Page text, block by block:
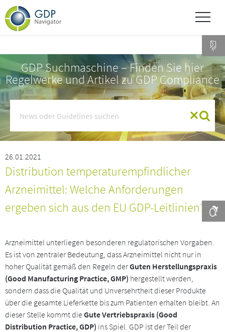
GDP Suchmaschine – Finden Sie hier
Regelwerke und Artikel zu GDP Compliance
26.01.2021
Distribution temperaturempfindlicher
Arzneimittel: Welche Anforderungen
ergeben sich aus den EU GDP-Leitlinien?
Arzneimittel unterliegen besonderen regulatorischen Vorgaben.
Es ist von zentraler Bedeutung, dass Arzneimittel nicht nur in
hoher Qualität gemäß den Regeln derGuten Herstellungspraxis
(Good Manufacturing Practice, GMP) hergestellt werden,
sondern dass die Qualität und Unversehrtheit dieser Produkte
über die gesamte Lieferkette bis zum Patienten erhalten bleibt. An
dieser Stelle kommt die Gute Vertriebspraxis (Good
Distribution Practice, GDP) ins Spiel. GDP ist der Teil der